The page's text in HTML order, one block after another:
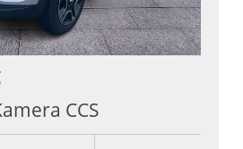
CCS